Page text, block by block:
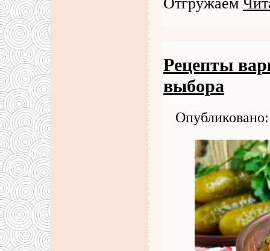
Рецепты
выбора